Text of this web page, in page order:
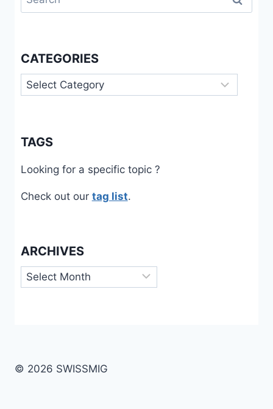
for:
CATEGORIES
Categories
TAGS
Looking for a specific topic ?
Check out our tag list.
ARCHIVES
Archives
© 2026 SWISSMIG